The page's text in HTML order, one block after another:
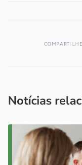
COMPARTILHE
Notícias